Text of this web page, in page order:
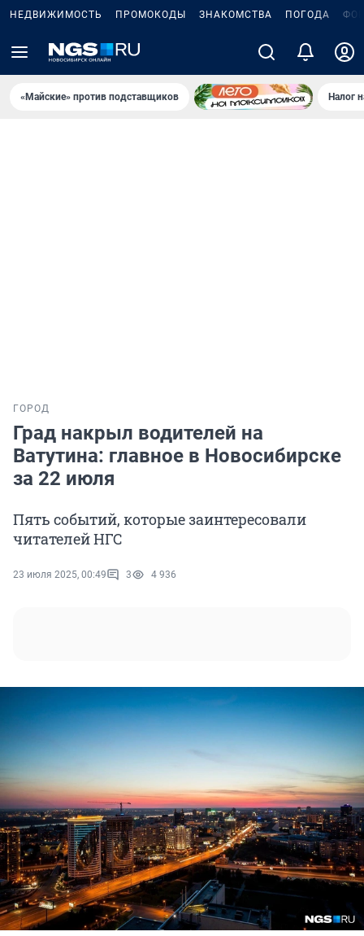
НЕДВИЖИМОСТЬ ПРОМОКОДЫ ЗНАКОМСТВА ПОГОДА
«Майские» против подставщиков Налог
ГОРОД
Град накрыл водителей на
Ватутина: главное в Новосибирске
за 22 июля
Пять событий, которые заинтересовали
читателей НГС
23 июля 2025, 00:49 3 4 936